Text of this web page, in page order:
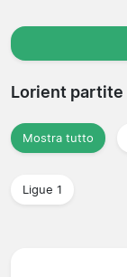
Lorient partite
Mostra tutto
Ligue 1